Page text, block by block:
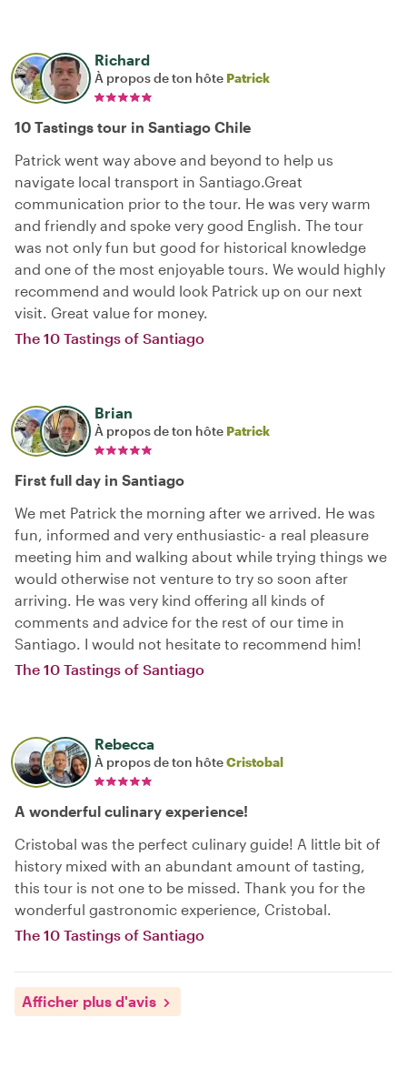
Richard
À propos de ton hôte Patrick
10 Tastings tour in Santiago Chile
Patrick went way above and beyond to help us
navigate local transport in Santiago.Great
communication prior to the tour. He was very warm
and friendly and spoke very good English. The tour
was not only fun but good for historical knowledge
and one of the most enjoyable tours. We would highly
recommend and would look Patrick up on our next
visit. Great value for money.
The 10 Tastings of Santiago
Brian
À propos de ton hôte Patrick
First full day in Santiago
We met Patrick the morning after we arrived. He was
fun, informed and very enthusiastic- a real pleasure
meeting him and walking about while trying things we
would otherwise not venture to try so soon after
arriving. He was very kind offering all kinds of
comments and advice for the rest of our time in
Santiago. I would not hesitate to recommend him!
The 10 Tastings of Santiago
Rebecca
À propos de ton hôteCristobal
A wonderful culinary experience!
Cristobal was the perfect culinary guide! A little bit of
history mixed with an abundant amount of tasting,
this tour is not one to be missed. Thank you for the
wonderful gastronomic experience, Cristobal.
The 10 Tastings of Santiago
Afficher plus d'avis